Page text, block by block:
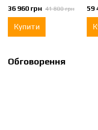
36 960 грн 41 800 грн
Купити
59
Обговорення